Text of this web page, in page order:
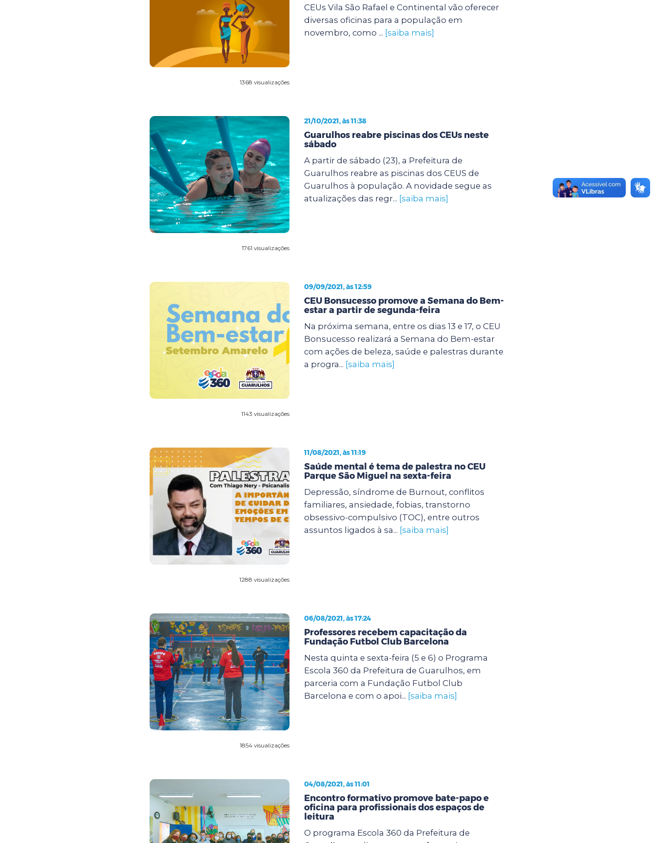
1368 visualizações
CEUs Vila São Rafael e Continental vão oferecer
diversas oficinas para a população em
novembro, como ... [saiba mais]
1761 visualizações
21/10/2021, às 11:38
Guarulhos reabre piscinas dos CEUs neste
sábado
A partir de sábado (23), a Prefeitura de
Guarulhos reabre as piscinas dos CEUS de
Guarulhos à população. A novidade segue as
atualizações das regr... [saiba mais]
1143 visualizações
09/09/2021, às 12:59
CEU Bonsucesso promove a Semana do Bem-
estar a partir de segunda-feira
Na próxima semana, entre os dias 13 e 17, o CEU
Bonsucesso realizará a Semana do Bem-estar
com ações de beleza, saúde e palestras durante
a progra... [saiba mais]
1288 visualizações
11/08/2021, às 11:19
Saúde mental é tema de palestra no CEU
Parque São Miguel na sexta-feira
Depressão, síndrome de Burnout, conflitos
familiares, ansiedade, fobias, transtorno
obsessivo-compulsivo (TOC), entre outros
assuntos ligados à sa... [saiba mais]
1854 visualizações
06/08/2021, às 17:24
Professores recebem capacitação da
Fundação Futbol Club Barcelona
Nesta quinta e sexta-feira (5 e 6) o Programa
Escola 360 da Prefeitura de Guarulhos, em
parceria com a Fundação Futbol Club
Barcelona e com o apoi... [saiba mais]
04/08/2021, às 11:01
Encontro formativo promove bate-papo e
oficina para profissionais dos espaços de
leitura
O programa Escola 360 da Prefeitura de